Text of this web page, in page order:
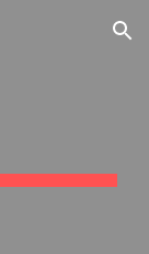
Skip to navigation